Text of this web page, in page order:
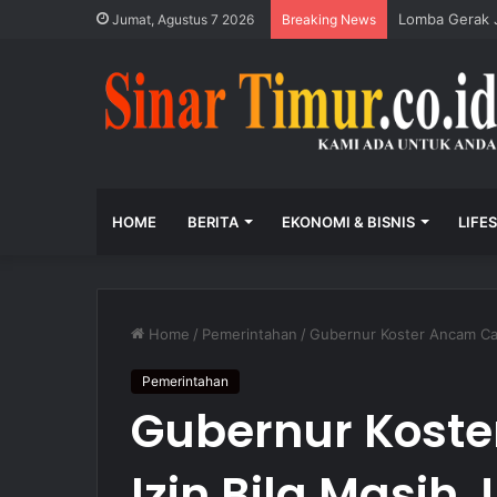
Jumat, Agustus 7 2026 Breaking News Lomba Gerak
HOME BERITA EKONOMI & BISNIS
Home / Pemerintahan / Gubernur Koster Ancam
Pemerintahan
Gubernur